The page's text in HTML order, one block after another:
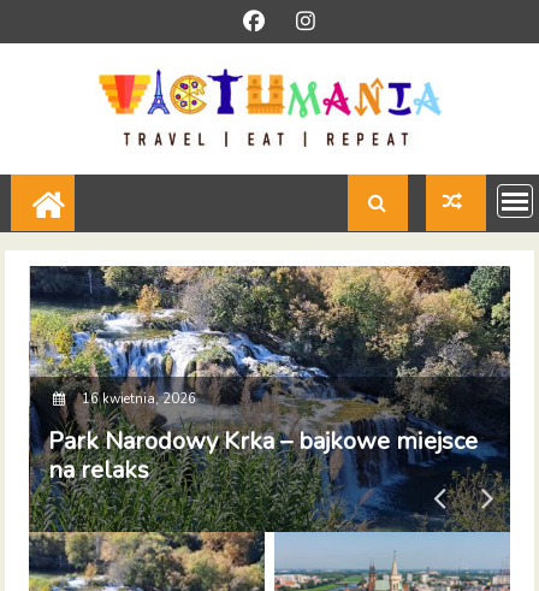
to
16 kwietnia, 2026
Park Narodowy Krka – bajkowe miejsce
na relaks